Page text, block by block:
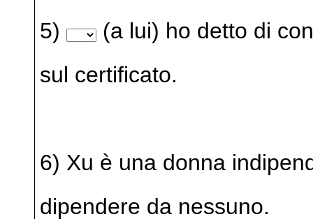
5)
(a lui) ho detto di
sul certificato.
6) Xu è una donna
dipendere da nessuno.